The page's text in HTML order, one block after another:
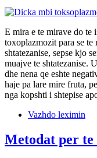
E mira e te mirave do te
toxoplazmozit para se te
shtatezanise, sepse kjo
muajve te shtatezanise.
dhe nena qe eshte
haje pa lare mire fruta,
nga kopshti i shtepise
Vazhdo leximin
Metodat per te